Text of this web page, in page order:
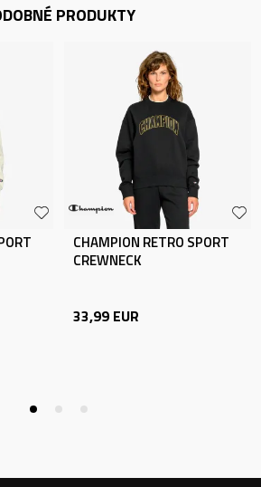
PRODUKTY
CHAMPION RETRO SPORT
CREWNECK
33,99 EUR